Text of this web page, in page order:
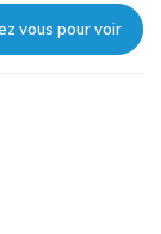
vous pour voir